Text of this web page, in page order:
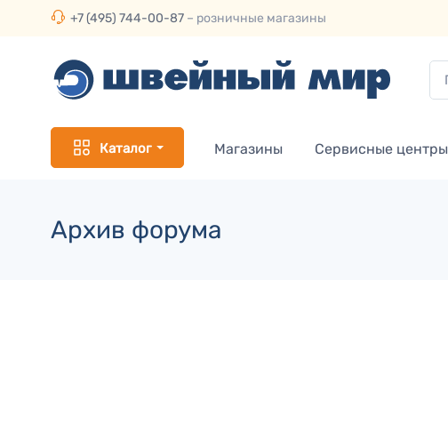
+7 (495) 744-00-87 – розничные магазины
Каталог Магазины Сервисные центры
Архив форума